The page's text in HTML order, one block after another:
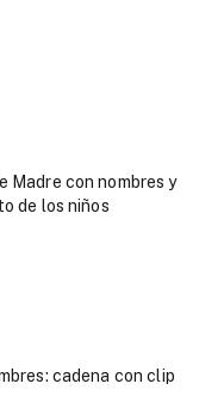
Madre con nombres y
de los niños
cadena con clip